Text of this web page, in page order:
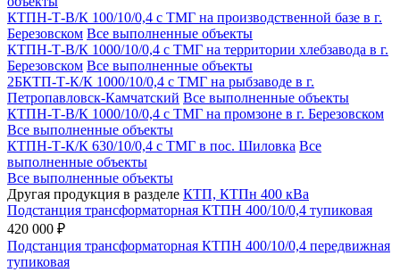
КТПН-Т-В/К 100/10/0,4 с ТМГ на производственной базе в г.
Березовском Все выполненные объекты
КТПН-Т-В/К 1000/10/0,4 с ТМГ на территории хлебзавода в г.
Березовском Все выполненные объекты
2БКТП-Т-К/К 1000/10/0,4 с ТМГ на рыбзаводе в г.
Петропавловск-Камчатский Все выполненные объекты
КТПН-Т-В/К 1000/10/0,4 с ТМГ на промзоне в г. Березовском
Все выполненные объекты
КТПН-Т-К/К 630/10/0,4 с ТМГ в пос. Шиловка Все
выполненные объекты
Все выполненные объекты
Другая продукция в разделе КТП, КТПн 400 кВа
Подстанция трансформаторная КТПН 400/10/0,4 тупиковая
420 000 ₽
Подстанция трансформаторная КТПН 400/10/0,4 передвижная
тупиковая